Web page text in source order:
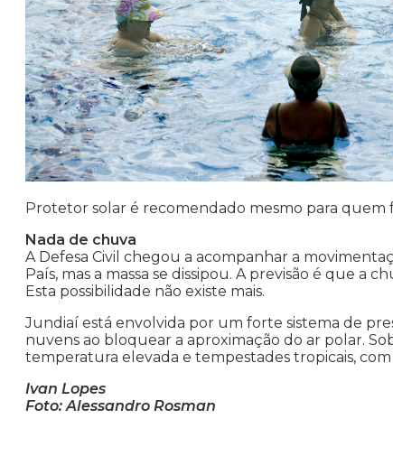
Protetor solar é recomendado mesmo para quem
Nada de chuva
A Defesa Civil chegou a acompanhar a
País, mas a massa se dissipou. A previsão é que a
Esta possibilidade não existe mais.
Jundiaí está envolvida por um forte sistema de
nuvens ao bloquear a aproximação do ar polar.
temperatura elevada e tempestades tropicais,
Ivan Lopes
Foto: Alessandro Rosman